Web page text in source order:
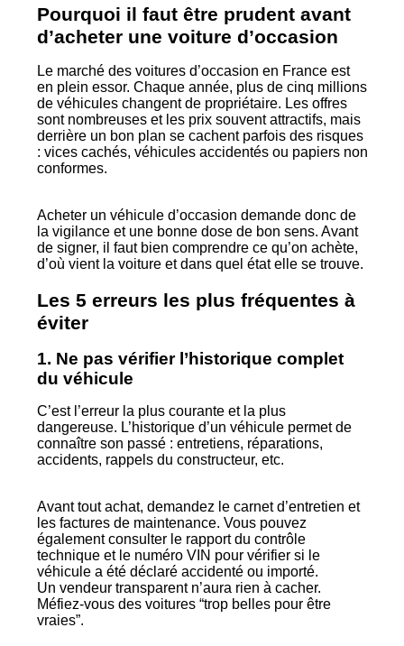
confiance
Pourquoi il faut être prudent avant
d’acheter une voiture d’occasion
Le marché des voitures d’occasion en France est
en plein essor. Chaque année, plus de cinq millions
de véhicules changent de propriétaire. Les offres
sont nombreuses et les prix souvent attractifs, mais
derrière un bon plan se cachent parfois des risques
: vices cachés, véhicules accidentés ou papiers non
conformes.
Acheter un véhicule d’occasion demande donc de
la vigilance et une bonne dose de bon sens. Avant
de signer, il faut bien comprendre ce qu’on achète,
d’où vient la voiture et dans quel état elle se trouve.
Les 5 erreurs les plus fréquentes à
éviter
1. Ne pas vérifier l’historique complet
du véhicule
C’est l’erreur la plus courante et la plus
dangereuse. L’historique d’un véhicule permet de
connaître son passé : entretiens, réparations,
accidents, rappels du constructeur, etc.
Avant tout achat, demandez le carnet d’entretien et
les factures de maintenance. Vous pouvez
également consulter le rapport du contrôle
technique et le numéro VIN pour vérifier si le
véhicule a été déclaré accidenté ou importé.
Un vendeur transparent n’aura rien à cacher.
Méfiez-vous des voitures “trop belles pour être
vraies”.